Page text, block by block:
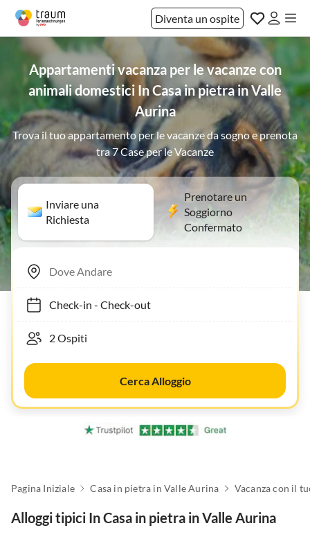
Diventa un ospite
Appartamenti vacanza per le vacanze con
animali domestici In Casa in pietra in Valle
Aurina
Trova il tuo appartamento per le vacanze da sogno e prenota
tra 7 Case per le Vacanze
Inviare una
Richiesta
Prenotare un
Soggiorno
Confermato
Check-in- Check-out
Cerca Alloggio
Pagina Iniziale Casa in pietra in Valle Aurina
Alloggi tipici In Casa in pietra in Valle Aurina